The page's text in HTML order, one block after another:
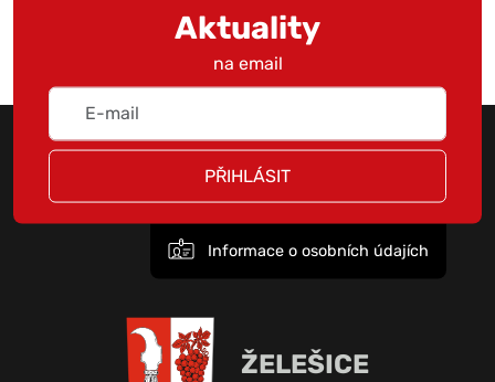
Aktuality
na email
PŘIHLÁSIT
Informace o osobních údajích
ŽELEŠICE